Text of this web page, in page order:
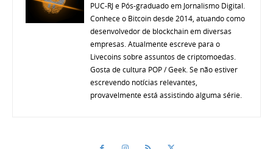
PUC-RJ e Pós-graduado em Jornalismo Digital.
Conhece o Bitcoin desde 2014, atuando como
desenvolvedor de blockchain em diversas
empresas. Atualmente escreve para o
Livecoins sobre assuntos de criptomoedas.
Gosta de cultura POP / Geek. Se não estiver
escrevendo notícias relevantes,
provavelmente está assistindo alguma série.